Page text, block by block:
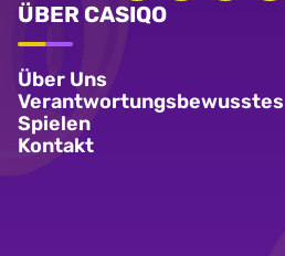
ÜBER CASIQO
Über Uns
Verantwortungsbewusstes
Spielen
Kontakt